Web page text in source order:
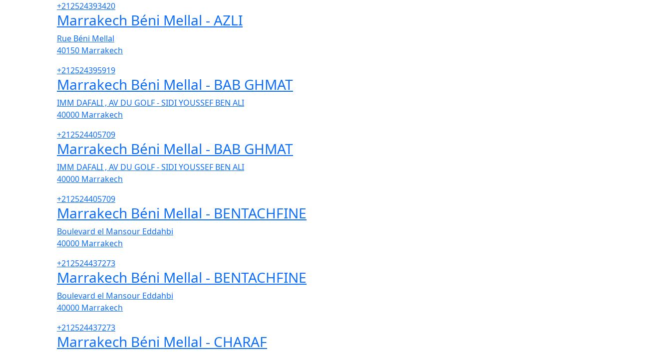
+212524393420
Marrakech Béni Mellal - AZLI
Rue Béni Mellal
40150 Marrakech
+212524395919
Marrakech Béni Mellal - BAB GHMAT
IMM DAFALI , AV DU GOLF - SIDI YOUSSEF BEN ALI
40000 Marrakech
+212524405709
Marrakech Béni Mellal - BAB GHMAT
IMM DAFALI , AV DU GOLF - SIDI YOUSSEF BEN ALI
40000 Marrakech
+212524405709
Marrakech Béni Mellal - BENTACHFINE
Boulevard el Mansour Eddahbi
40000 Marrakech
+212524437273
Marrakech Béni Mellal - BENTACHFINE
Boulevard el Mansour Eddahbi
40000 Marrakech
+212524437273
Marrakech Béni Mellal - CHARAF